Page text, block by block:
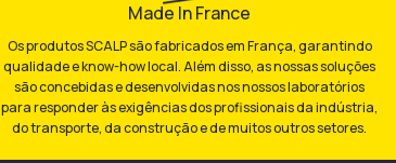
Made In France
Os produtos SCALP são fabricados em França, garantindo
qualidade e know-how local. Além disso, as nossas soluções
são concebidas e desenvolvidas nos nossos laboratórios
para responder às exigências dos profissionais da indústria,
do transporte, da construção e de muitos outros setores.